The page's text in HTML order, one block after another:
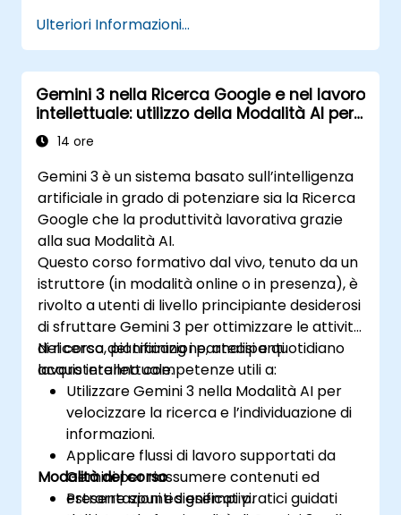
Ulteriori Informazioni...
Gemini 3 nella Ricerca Google e nel lavoro
intellettuale: utilizzo della Modalità AI per
aumentare la produttività
14 ore
Gemini 3 è un sistema basato sull’intelligenza
artificiale in grado di potenziare sia la Ricerca
Google che la produttività lavorativa grazie
alla sua Modalità AI.
Questo corso formativo dal vivo, tenuto da un
istruttore (in modalità online o in presenza), è
rivolto a utenti di livello principiante desiderosi
di sfruttare Gemini 3 per ottimizzare le attività
di ricerca, pianificazione, analisi e quotidiano
lavoro intellettuale.
Nel corso del training i partecipanti
acquisteranno competenze utili a:
Utilizzare Gemini 3 nella Modalità AI per
velocizzare la ricerca e l’individuazione di
informazioni.
Applicare flussi di lavoro supportati da
Gemini per riassumere contenuti ed
estrarre spunti significativi.
Modalità del corso
Presentazioni ed esempi pratici guidati